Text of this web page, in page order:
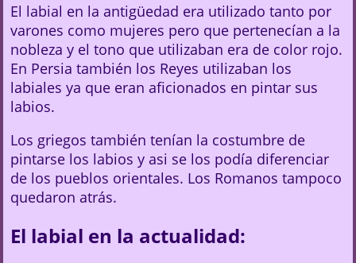
El labial en la antigüedad era utilizado tanto por
varones como mujeres pero que pertenecían a la
nobleza y el tono que utilizaban era de color rojo.
En Persia también los Reyes utilizaban los
labiales ya que eran aficionados en pintar sus
labios.
Los griegos también tenían la costumbre de
pintarse los labios y asi se los podía diferenciar
de los pueblos orientales. Los Romanos tampoco
quedaron atrás.
El labial en la actualidad: